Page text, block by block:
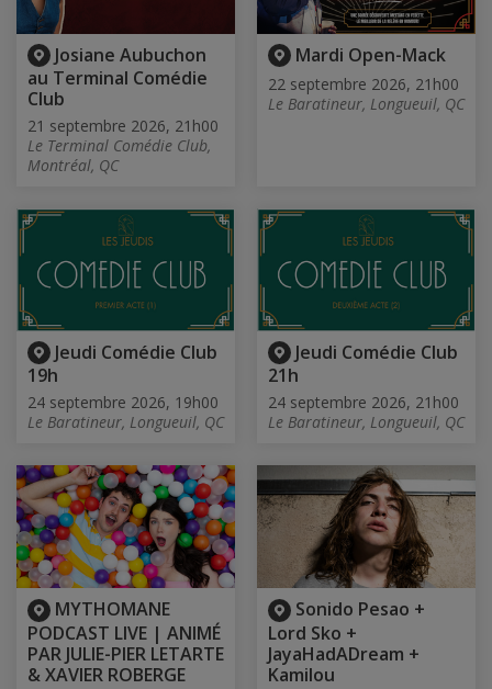
Josiane Aubuchon
au Terminal Comédie
Club
21 septembre 2026, 21h00
Le Terminal Comédie Club,
Montréal, QC
Mardi Open-Mack
22 septembre 2026, 21h00
Le Baratineur, Longueuil, QC
Jeudi Comédie Club
19h
24 septembre 2026, 19h00
Le Baratineur, Longueuil, QC
Jeudi Comédie Club
21h
24 septembre 2026, 21h00
Le Baratineur, Longueuil, QC
MYTHOMANE
PODCAST LIVE | ANIMÉ
PAR JULIE-PIER LETARTE
& XAVIER ROBERGE
Sonido Pesao +
Lord Sko +
JayaHadADream +
Kamilou